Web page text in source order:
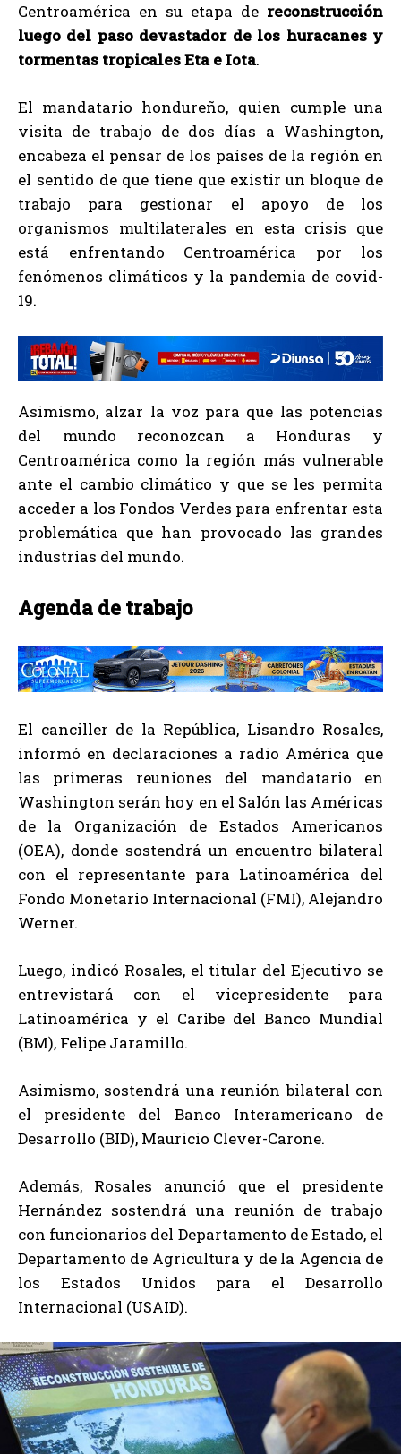
Centroamérica en su etapa de reconstrucción
luego del paso devastador de los huracanes y
tormentas tropicales Eta e Iota.
El mandatario hondureño, quien cumple una
visita de trabajo de dos días a Washington,
encabeza el pensar de los países de la región en
el sentido de que tiene que existir un bloque de
trabajo para gestionar el apoyo de los
organismos multilaterales en esta crisis que
está enfrentando Centroamérica por los
fenómenos climáticos y la pandemia de covid-
19.
Asimismo, alzar la voz para que las potencias
del mundo reconozcan a Honduras y
Centroamérica como la región más vulnerable
ante el cambio climático y que se les permita
acceder a los Fondos Verdes para enfrentar esta
problemática que han provocado las grandes
industrias del mundo.
Agenda de trabajo
El canciller de la República, Lisandro Rosales,
informó en declaraciones a radio América que
las primeras reuniones del mandatario en
Washington serán hoy en el Salón las Américas
de la Organización de Estados Americanos
(OEA), donde sostendrá un encuentro bilateral
con el representante para Latinoamérica del
Fondo Monetario Internacional (FMI), Alejandro
Werner.
Luego, indicó Rosales, el titular del Ejecutivo se
entrevistará con el vicepresidente para
Latinoamérica y el Caribe del Banco Mundial
(BM), Felipe Jaramillo.
Asimismo, sostendrá una reunión bilateral con
el presidente del Banco Interamericano de
Desarrollo (BID), Mauricio Clever-Carone.
Además, Rosales anunció que el presidente
Hernández sostendrá una reunión de trabajo
con funcionarios del Departamento de Estado, el
Departamento de Agricultura y de la Agencia de
los Estados Unidos para el Desarrollo
Internacional (USAID).